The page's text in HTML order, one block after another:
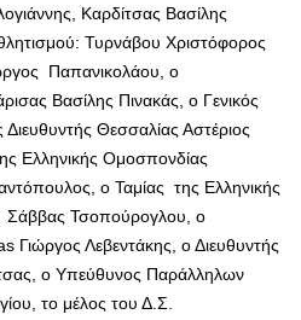
Καρδίτσας Βασίλης
Τυρνάβου Χριστόφορος
Παπανικολάου, ο
Βασίλης Πινακάς, ο Γενικός
Διευθυντής Θεσσαλίας Αστέριος
Ελληνικής Ομοσπονδίας
ο Ταμίας της Ελληνικής
Σάββας Τσοπούρογλου, ο
Γιώργος Λεβεντάκης, ο Διευθυντής
ο Υπεύθυνος Παράλληλων
το μέλος του Δ.Σ.